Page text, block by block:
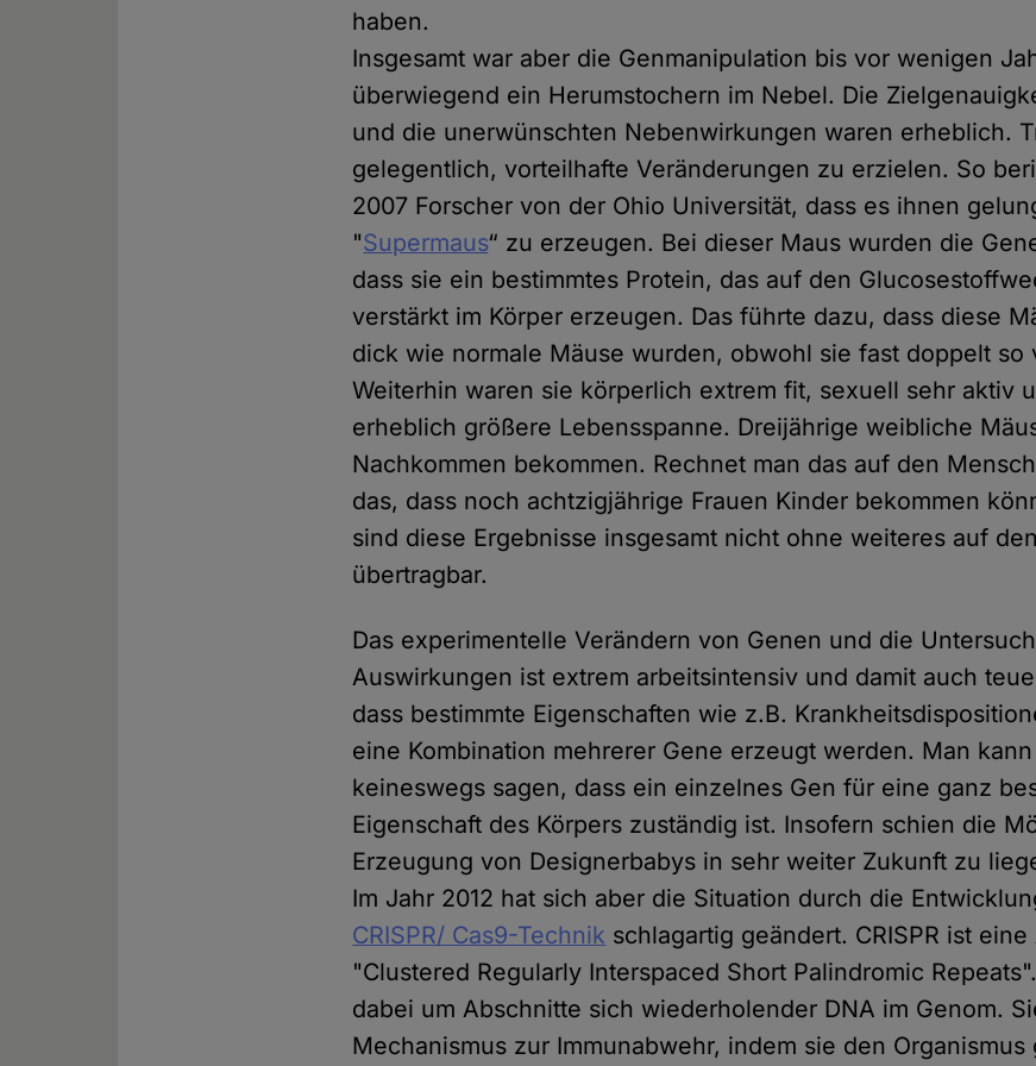
haben.
Insgesamt war aber die Genmanipulation bis vor wenigen
überwiegend ein Herumstochern im Nebel. Die
und die unerwünschten Nebenwirkungen waren erheblich.
gelegentlich, vorteilhafte Veränderungen zu erzielen. So
2007 Forscher von der Ohio Universität, dass es ihnen
"Supermaus“ zu erzeugen. Bei dieser Maus wurden die
dass sie ein bestimmtes Protein, das auf den
verstärkt im Körper erzeugen. Das führte dazu, dass diese
dick wie normale Mäuse wurden, obwohl sie fast doppelt so
Weiterhin waren sie körperlich extrem fit, sexuell sehr aktiv
erheblich größere Lebensspanne. Dreijährige weibliche
Nachkommen bekommen. Rechnet man das auf den
das, dass noch achtzigjährige Frauen Kinder bekommen
sind diese Ergebnisse insgesamt nicht ohne weiteres auf
übertragbar.
Das experimentelle Verändern von Genen und die
Auswirkungen ist extrem arbeitsintensiv und damit auch
dass bestimmte Eigenschaften wie z.B.
eine Kombination mehrerer Gene erzeugt werden. Man
keineswegs sagen, dass ein einzelnes Gen für eine ganz
Eigenschaft des Körpers zuständig ist. Insofern schien die
Erzeugung von Designerbabys in sehr weiter Zukunft zu
Im Jahr 2012 hat sich aber die Situation durch die
CRISPR/ Cas9-Technik schlagartig geändert. CRISPR ist
"Clustered Regularly Interspaced Short Palindromic
dabei um Abschnitte sich wiederholender DNA im Genom.
Mechanismus zur Immunabwehr, indem sie den